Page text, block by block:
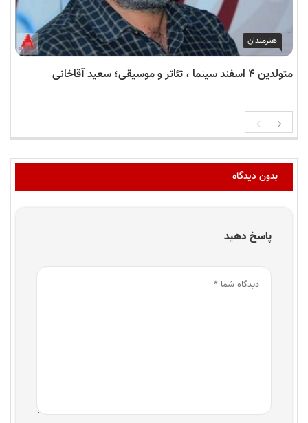
هنرمندان
متولدین ۴ اسفند سینما ، تئاتر و موسیقی؛ سعید آقاخانی
بدون دیدگاه
پاسخ دهید